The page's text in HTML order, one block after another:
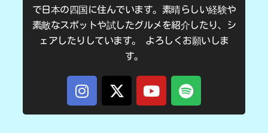
で日本の四国に住んでいます。素晴らしい経験や
素敵なスポットや試したグルメを紹介したり、シ
ェアしたりしています。 よろしくお願いしま
す。